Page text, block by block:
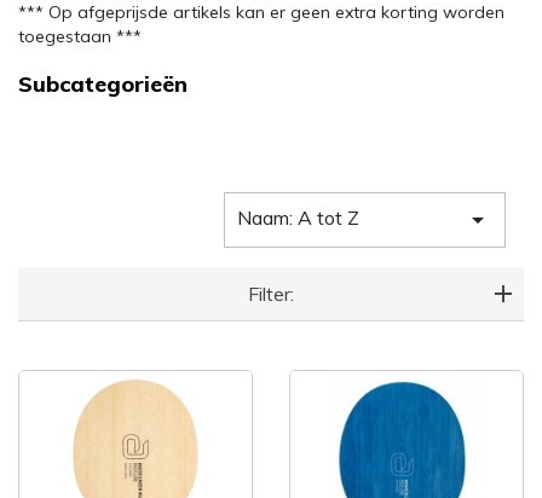
*** Op afgeprijsde artikels kan er geen extra korting worden
toegestaan ***
Subcategorieën
Naam: A tot Z 
Filter: